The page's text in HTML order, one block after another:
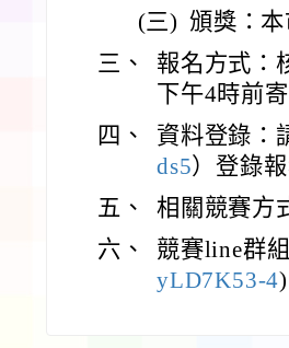
(三) 頒獎：
三、
報名方式：
下午4時前
四、
資料登錄：
ds5）登錄
五、
相關競賽方
六、
競賽line群
yLD7K53-4